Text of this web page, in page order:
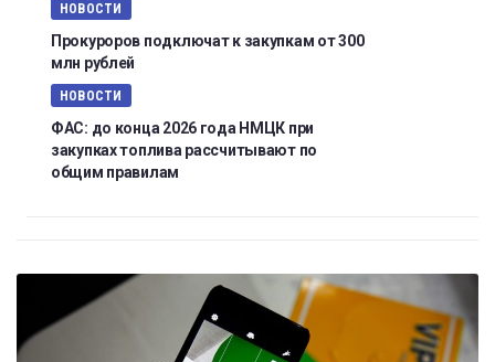
НОВОСТИ
Прокуроров подключат к закупкам от 300
млн рублей
НОВОСТИ
ФАС: до конца 2026 года НМЦК при
закупках топлива рассчитывают по
общим правилам